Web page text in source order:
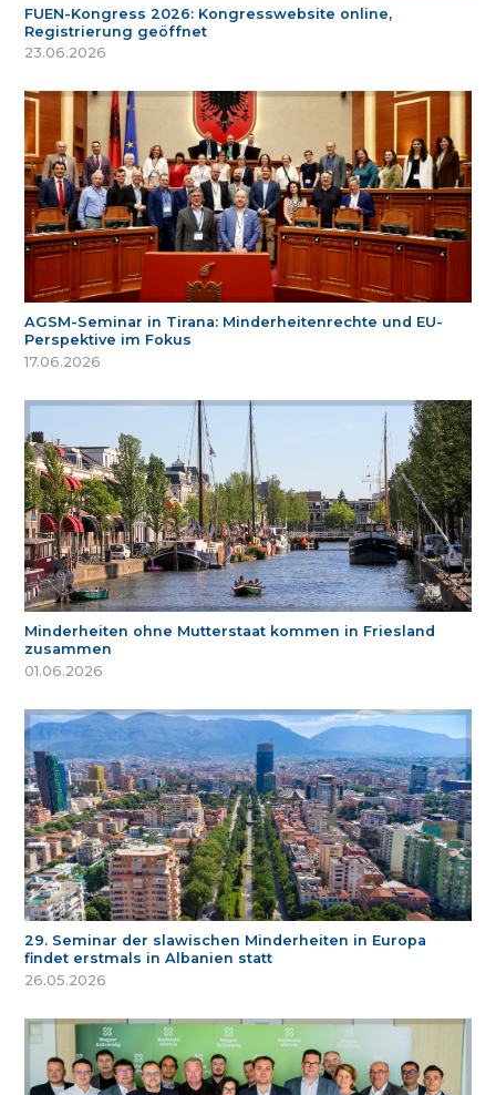
FUEN-Kongress 2026: Kongresswebsite online,
Registrierung geöffnet
23.06.2026
AGSM-Seminar in Tirana: Minderheitenrechte und EU-
Perspektive im Fokus
17.06.2026
Minderheiten ohne Mutterstaat kommen in Friesland
zusammen
01.06.2026
29. Seminar der slawischen Minderheiten in Europa
findet erstmals in Albanien statt
26.05.2026